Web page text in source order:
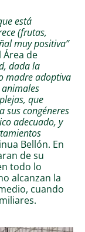
está
(frutas,
muy positiva”
Área de
dada la
madre adoptiva
que
sus congéneres
adecuado, y
Bellón. En
de su
todo lo
alcanzan la
cuando